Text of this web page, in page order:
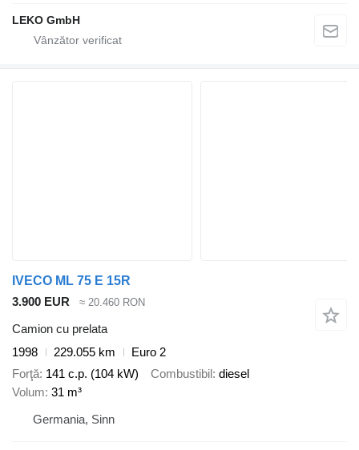
LEKO GmbH
IVECO ML 75 E 15R
3.900 EUR
≈ 20.460 RON
Camion cu prelata
1998
229.055 km
Euro 2
Forţă 141 c.p. (104 kW) Combustibil diesel
Volum 31 m³
Germania, Sinn